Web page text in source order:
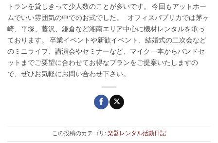
トランを貸しきって少人数のことが多いです。 今回もアットホー
ムでいい雰囲気の中でのお式でした。 オフィスパプリカでは茅ヶ
崎、平塚、藤沢、鎌倉など湘南エリア中心に機材レンタルを承っ
ております。 卒業イベントや新歓イベント、結婚式の二次会など
のミニライブ、講演会やセミナーなど、マイク一本からバンドセ
ットまでご要望に合わせてお得なプランをご提案いたしますの
で、ぜひお気軽にお問い合わせ下さい。
この投稿のカテゴリ: 楽器レンタル活動日記